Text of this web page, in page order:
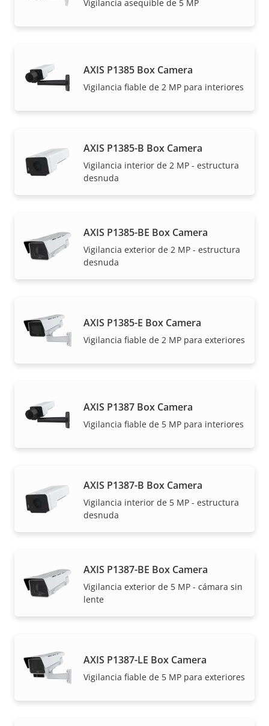
Vigilancia asequible de 5 MP
AXIS P1385 Box Camera
Vigilancia fiable de 2 MP para interiores
AXIS P1385-B Box Camera
Vigilancia interior de 2 MP - estructura
desnuda
AXIS P1385-BE Box Camera
Vigilancia exterior de 2 MP - estructura
desnuda
AXIS P1385-E Box Camera
Vigilancia fiable de 2 MP para exteriores
AXIS P1387 Box Camera
Vigilancia fiable de 5 MP para interiores
AXIS P1387-B Box Camera
Vigilancia interior de 5 MP - estructura
desnuda
AXIS P1387-BE Box Camera
Vigilancia exterior de 5 MP - cámara sin
lente
AXIS P1387-LE Box Camera
Vigilancia fiable de 5 MP para exteriores